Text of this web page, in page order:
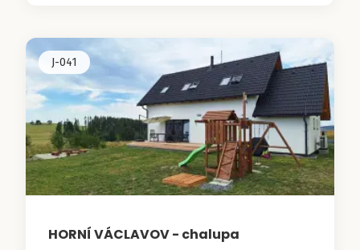
J-041
HORNÍ VÁCLAVOV - chalupa